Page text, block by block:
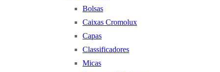
Bolsas
Caixas Cromolux
Capas
Classificadores
Micas